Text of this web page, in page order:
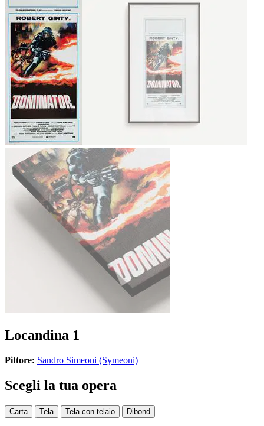
Locandina 1
Pittore: Sandro Simeoni (Symeoni)
Scegli la tua opera
Carta Tela Tela con telaio Dibond